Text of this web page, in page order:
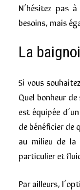
N’hésitez pas
besoins, mais
La
Si vous
Quel bonheur
est équipée
de bénéficier de
au milieu de la
particulier et
Par ailleurs,